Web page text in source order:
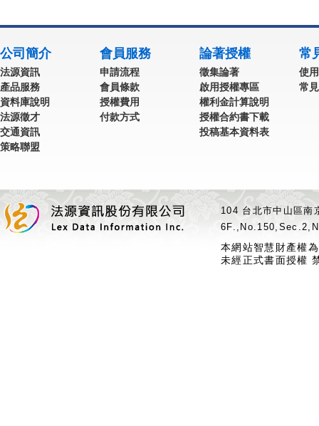
公司簡介
法源資訊
產品服務
資料庫說明
法源徵才
交通資訊
策略聯盟
會員服務
申請流程
會員條款
授權費用
付款方式
論著授權
徵集論著
啟用授權專區
權利金計算說明
授權合約書下載
投稿基本資料表
常
使
常
104 台北市中山區
本網站智慧財產權
未經正式書面授權